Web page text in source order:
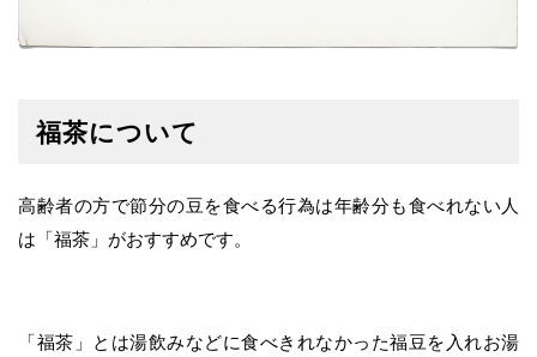
福茶について
高齢者の方で節分の豆を食べる行為は年齢分も食べれない人
は「福茶」がおすすめです。
「福茶」とは湯飲みなどに食べきれなかった福豆を入れお湯